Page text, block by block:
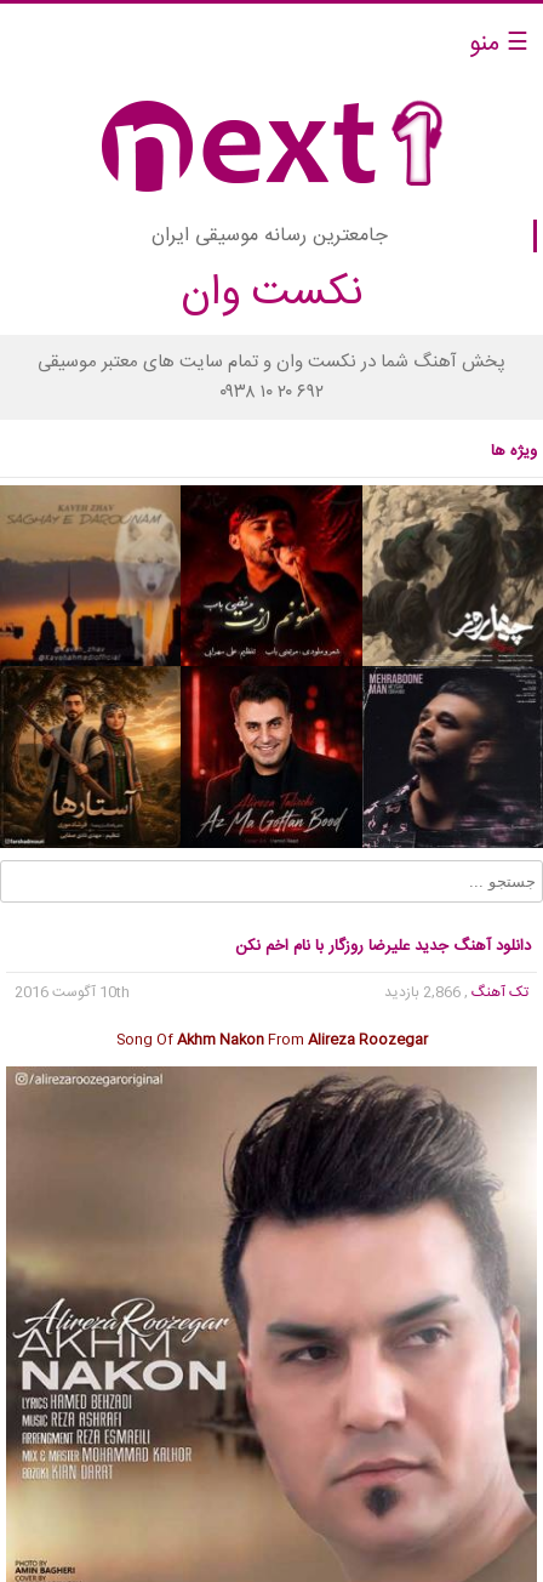
☰ منو
جامعترین رسانه موسیقی ایران
نکست وان
پخش آهنگ شما در نکست وان و تمام سایت های معتبر موسیقی
۰۹۳۸ ۱۰ ۲۰ ۶۹۲
ویژه ها
دانلود آهنگ جدید علیرضا روزگار با نام اخم نکن
تک آهنگ , 2,866 بازدید
10th آگوست 2016
Song OfAkhm NakonFrom Alireza Roozegar